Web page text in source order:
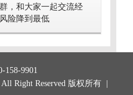
宁女士
我想加盟贵品牌，请电话...
08:13
我想加盟贵品牌，请电话...
艾女士
08:13
我想加盟贵品牌，请电话...
，和大家一起交流经
险降到最低
158-9901
All Right Reserved 版权所有 |